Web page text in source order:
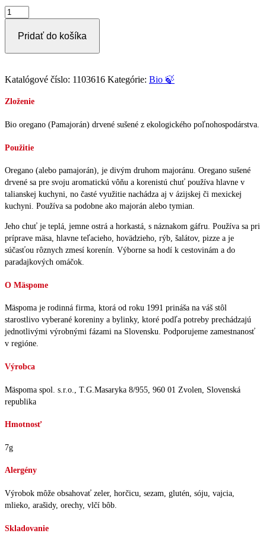
množstvo
Bio
Oregano
sušené
7g
Pridať do košíka
Katalógové číslo: 1103616 Kategórie: Bio 🍃
Zloženie
Bio oregano (Pamajorán) drvené sušené z ekologického poľnohospodárstva.
Použitie
Oregano (alebo pamajorán), je divým druhom majoránu. Oregano sušené
drvené sa pre svoju aromatickú vôňu a korenistú chuť používa hlavne v
talianskej kuchyni, no časté využitie nachádza aj v ázijskej či mexickej
kuchyni. Používa sa podobne ako majorán alebo tymian.
Jeho chuť je teplá, jemne ostrá a horkastá, s náznakom gáfru. Používa sa pri
príprave mäsa, hlavne teľacieho, hovädzieho, rýb, šalátov, pizze a je
súčasťou rôznych zmesí korenín. Výborne sa hodí k cestovinám a do
paradajkových omáčok.
O Mäspome
Mäspoma je rodinná firma, ktorá od roku 1991 prináša na váš stôl
starostlivo vyberané koreniny a bylinky, ktoré podľa potreby prechádzajú
jednotlivými výrobnými fázami na Slovensku. Podporujeme zamestnanosť
v regióne.
Výrobca
Mäspoma spol. s.r.o., T.G.Masaryka 8/955, 960 01 Zvolen, Slovenská
republika
Hmotnosť
7g
Alergény
Výrobok môže obsahovať zeler, horčicu, sezam, glutén, sóju, vajcia,
mlieko, arašidy, orechy, vlčí bôb.
Skladovanie